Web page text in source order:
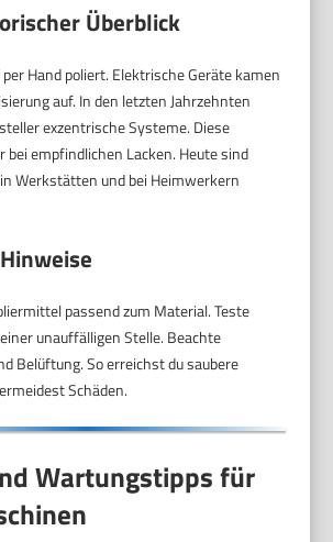
Überblick
Hand poliert. Elektrische Geräte kamen
auf. In den letzten Jahrzehnten
exzentrische Systeme. Diese
bei empfindlichen Lacken. Heute sind
Werkstätten und bei Heimwerkern
passend zum Material. Teste
unauffälligen Stelle. Beachte
Belüftung. So erreichst du saubere
Schäden.
Wartungstipps für